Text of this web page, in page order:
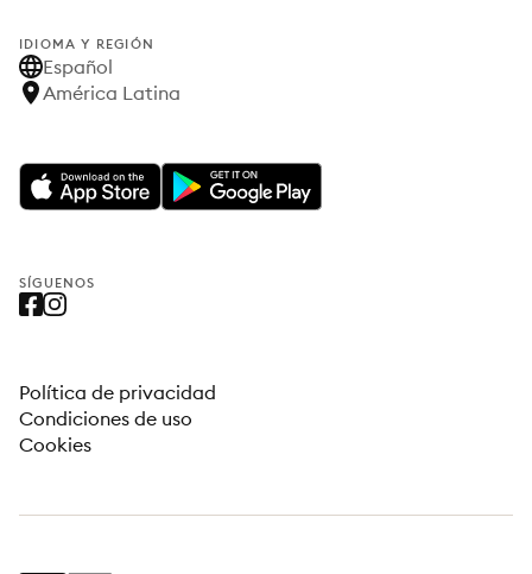
IDIOMA Y REGIÓN
Español
América Latina
SÍGUENOS
Política de privacidad
Condiciones de uso
Cookies